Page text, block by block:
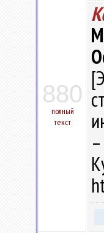
880
полный
текст